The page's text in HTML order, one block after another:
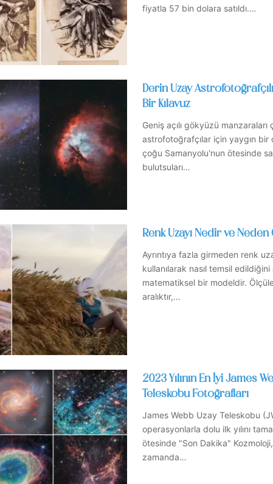
fiyatla 57 bin dolara satıldı.…
Derin Uzay
Bir Kılavuz
Geniş açılı gökyüzü manzaraları
astrofotoğrafçılar için yaygın
çoğu Samanyolu'nun ötesinde
bulutsuları…
Renk Uzayı Nedir ve
Ayrıntıya fazla girmeden renk
kullanılarak nasıl temsil edildiğini
matematiksel bir modeldir.
aralıktır,…
2023 Yılının En İyi James
Teleskobu Fotoğrafları
James Webb Uzay Teleskobu
operasyonlarla dolu ilk yılını
ötesinde "Son Dakika"
zamanda…